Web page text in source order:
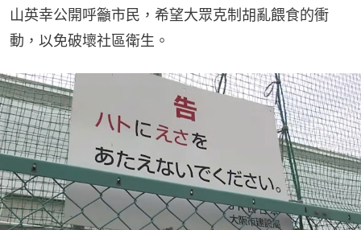
山英幸公開呼籲市民，希望大眾克制胡亂餵食的衝
動，以免破壞社區衛生。